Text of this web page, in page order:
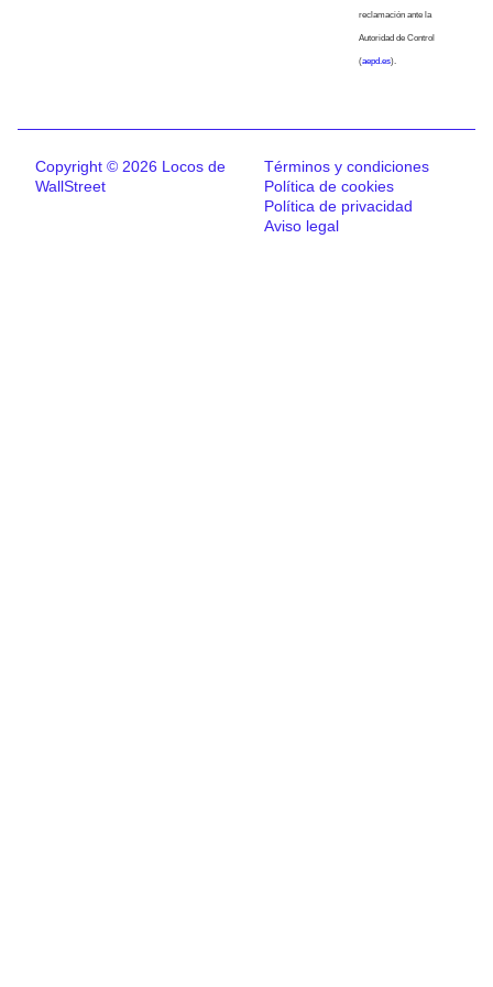
reclamación ante la
Autoridad de Control
(aepd.es).
Copyright © 2026 Locos de
WallStreet
Términos y condiciones
Política de cookies
Política de privacidad
Aviso legal